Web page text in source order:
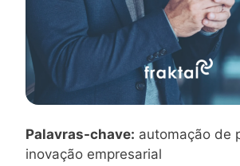
Palavras-chave: automação de
inovação empresarial